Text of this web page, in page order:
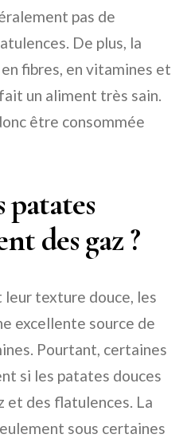
pas de
De plus, la
fibres, en vitamines et
un aliment très sain.
être consommée
patates
des gaz ?
texture douce, les
excellente source de
Pourtant, certaines
si les patates douces
et des flatulences. La
sous certaines